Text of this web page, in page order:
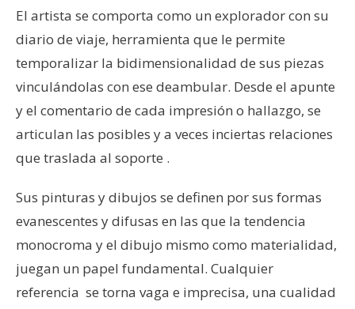
El artista se comporta como un explorador con su
diario de viaje, herramienta que le permite
temporalizar la bidimensionalidad de sus piezas
vinculándolas con ese deambular. Desde el apunte
y el comentario de cada impresión o hallazgo, se
articulan las posibles y a veces inciertas relaciones
que traslada al soporte .
Sus pinturas y dibujos se definen por sus formas
evanescentes y difusas en las que la tendencia
monocroma y el dibujo mismo como materialidad,
juegan un papel fundamental. Cualquier
referencia se torna vaga e imprecisa, una cualidad